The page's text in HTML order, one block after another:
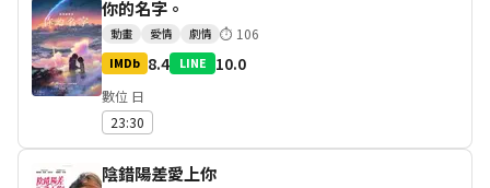
你的名字。
動畫 愛情 劇情 ⏱ 106
IMDb 8.4 LINE 10.0
數位 日
23:30
陰錯陽差愛上你